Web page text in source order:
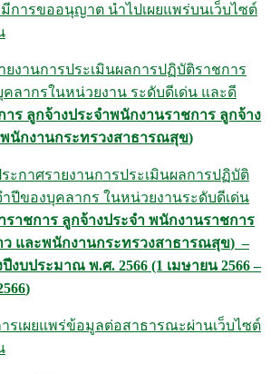
มีการขออนุญาต นำไปเผยแพร่บนเว็บไซต์
ยงานการประเมินผลการปฏิบัติราชการ
ลากรในหน่วยงาน ระดับดีเด่น และดี
าร ลูกจ้างประจำพนักงานราชการ ลูกจ้าง
นักงานกระทรวงสาธารณสุข)
ะกาศรายงานการประเมินผลการปฏิบัติ
ำปีของบุคลากร ในหน่วยงานระดับดีเด่น
ราชการ ลูกจ้างประจำ พนักงานราชการ
ว และพนักงานกระทรวงสาธารณสุข)–
ปีงบประมาณ พ.ศ. 2566 (1 เมษายน2566–
6)
รเผยแพร่ข้อมูลต่อสาธารณะผ่านเว็บไซต์